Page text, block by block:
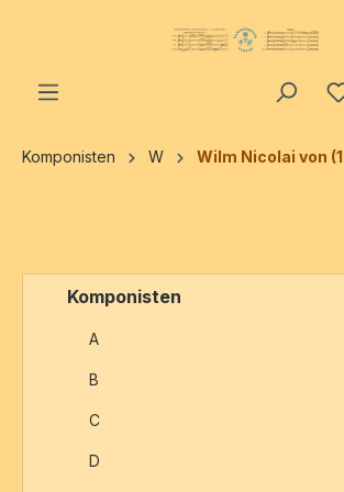
Komponisten W Wilm Nicolai von
Komponisten
A
B
C
D